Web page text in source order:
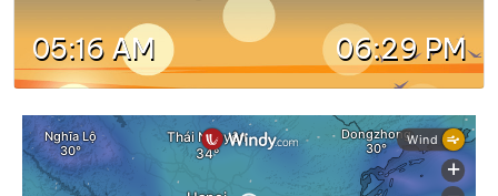
05:16 AM 06:29 PM